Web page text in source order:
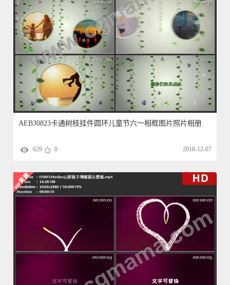
AEB30823卡通树枝挂件圆环儿童节六一相框图片照片相册
629 0 2018-12-07